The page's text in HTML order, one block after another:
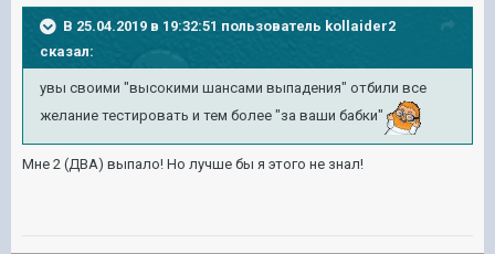
В 25.04.2019 в 19:32:51 пользователь kollaider2
сказал:
увы своими "высокими шансами выпадения" отбили все
желание тестировать и тем более "за ваши бабки"
Мне 2 (ДВА) выпало! Но лучше бы я этого не знал!